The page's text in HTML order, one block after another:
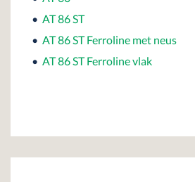
• AT 86 ST
• AT 86 ST Ferroline met neus
• AT 86 ST Ferroline vlak